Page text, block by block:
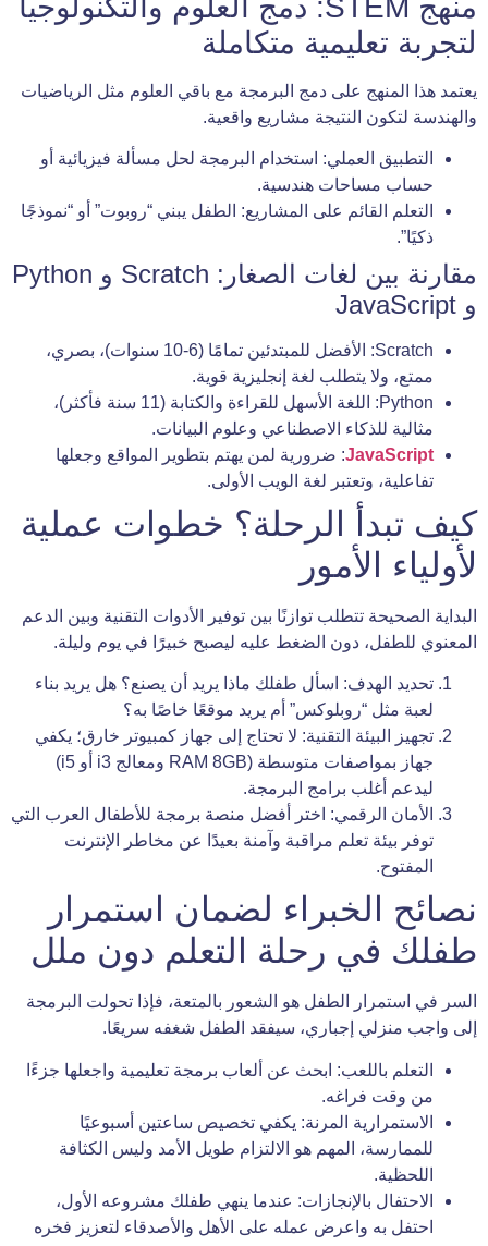
لتجربة تعليمية متكاملة
يعتمد هذا المنهج على دمج البرمجة مع باقي العلوم مثل الرياضيات
والهندسة لتكون النتيجة مشاريع واقعية.
التطبيق العملي: استخدام البرمجة لحل مسألة فيزيائية أو
حساب مساحات هندسية.
التعلم القائم على المشاريع: الطفل يبني “روبوت” أو “نموذجًا
ذكيًا”.
مقارنة بين لغات الصغار: Scratch و Python
و JavaScript
Scratch: الأفضل للمبتدئين تمامًا (6-10 سنوات)، بصري،
ممتع، ولا يتطلب لغة إنجليزية قوية.
Python: اللغة الأسهل للقراءة والكتابة (11 سنة فأكثر)،
مثالية للذكاء الاصطناعي وعلوم البيانات.
JavaScript: ضرورية لمن يهتم بتطوير المواقع وجعلها
تفاعلية، وتعتبر لغة الويب الأولى.
كيف تبدأ الرحلة؟ خطوات عملية
لأولياء الأمور
البداية الصحيحة تتطلب توازنًا بين توفير الأدوات التقنية وبين الدعم
المعنوي للطفل، دون الضغط عليه ليصبح خبيرًا في يوم وليلة.
تحديد الهدف: اسأل طفلك ماذا يريد أن يصنع؟ هل يريد بناء
لعبة مثل “روبلوكس” أم يريد موقعًا خاصًا به؟
تجهيز البيئة التقنية: لا تحتاج إلى جهاز كمبيوتر خارق؛ يكفي
جهاز بمواصفات متوسطة (RAM 8GB ومعالج i3 أو i5)
ليدعم أغلب برامج البرمجة.
الأمان الرقمي: اختر أفضل منصة برمجة للأطفال العرب التي
توفر بيئة تعلم مراقبة وآمنة بعيدًا عن مخاطر الإنترنت
المفتوح.
نصائح الخبراء لضمان استمرار
طفلك في رحلة التعلم دون ملل
السر في استمرار الطفل هو الشعور بالمتعة، فإذا تحولت البرمجة
إلى واجب منزلي إجباري، سيفقد الطفل شغفه سريعًا.
التعلم باللعب: ابحث عن ألعاب برمجة تعليمية واجعلها جزءًا
من وقت فراغه.
الاستمرارية المرنة: يكفي تخصيص ساعتين أسبوعيًا
للممارسة، المهم هو الالتزام طويل الأمد وليس الكثافة
اللحظية.
الاحتفال بالإنجازات: عندما ينهي طفلك مشروعه الأول،
احتفل به واعرض عمله على الأهل والأصدقاء لتعزيز فخره